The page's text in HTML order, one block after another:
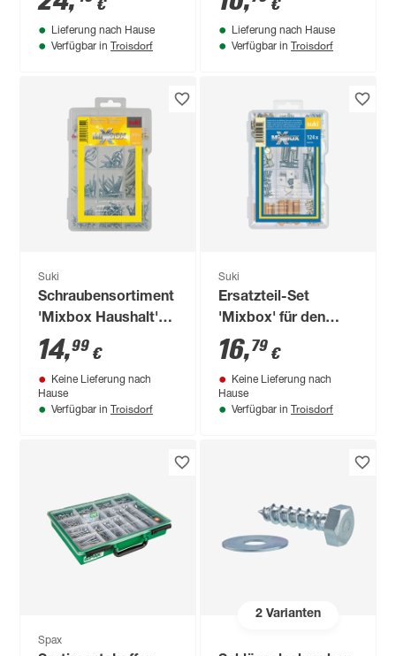
€
Lieferung nach Hause
Verfügbar in Troisdorf
€
Lieferung nach Hause
Verfügbar in Troisdorf
Suki
Schraubensortiment
'Mixbox Haushalt'
gelb 515-teilig
14,99 €
Keine Lieferung nach
Hause
Verfügbar in Troisdorf
Suki
Ersatzteil-Set
'Mixbox' für den
Möbelbau, 124-Teilig
16,79 €
Keine Lieferung nach
Hause
Verfügbar in Troisdorf
Spax
2Varianten